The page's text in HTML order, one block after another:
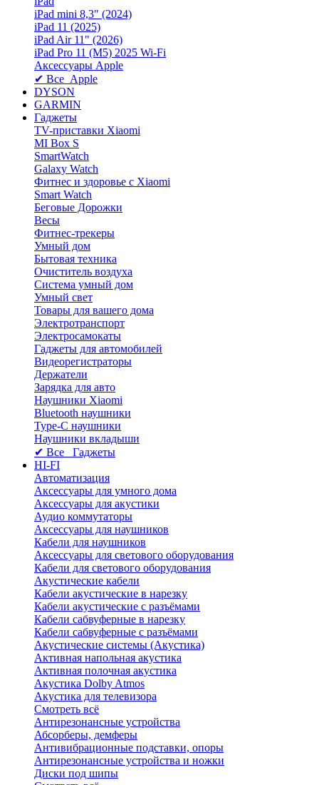
iPad mini 8,3″ (2024)
iPad 11 (2025)
iPad Air 11" (2026)
iPad Pro 11 (M5) 2025 Wi-Fi
Аксессуары Apple
✔ Все Apple
DYSON
GARMIN
Гаджеты
TV-приставки Xiaomi
MI Box S
SmartWatch
Galaxy Watch
Фитнес и здоровье с Xiaomi
Smart Watch
Беговые Дорожки
Весы
Фитнес-трекеры
Умный дом
Бытовая техника
Очиститель воздуха
Система умный дом
Умный свет
Товары для вашего дома
Электротранспорт
Электросамокаты
Гаджеты для автомобилей
Видеорегистраторы
Держатели
Зарядка для авто
Наушники Xiaomi
Bluetooth наушники
Type-C наушники
Наушники вкладыши
✔ Все Гаджеты
HI-FI
Автоматизация
Аксессуары для умного дома
Аксессуары для акустики
Аудио коммутаторы
Аксессуары для наушников
Кабели для наушников
Аксессуары для светового оборудования
Кабели для светового оборудования
Акустические кабели
Кабели акустические в нарезку
Кабели акустические с разъёмами
Кабели сабвуферные в нарезку
Кабели сабвуферные с разъёмами
Акустические системы (Акустика)
Активная напольная акустика
Активная полочная акустика
Акустика Dolby Atmos
Акустика для телевизора
Смотреть всё
Антирезонансные устройства
Абсорберы, демферы
Антивибрационные подставки, опоры
Антирезонансные устройства и ножки
Диски под шипы